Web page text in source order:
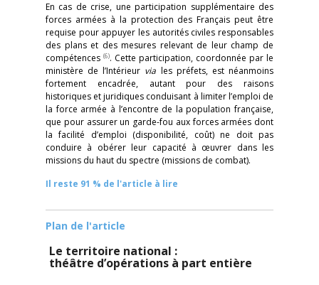
En cas de crise, une participation supplémentaire des
forces armées à la protection des Français peut être
requise pour appuyer les autorités civiles responsables
des plans et des mesures relevant de leur champ de
compétences (6). Cette participation, coordonnée par le
ministère de l’Intérieur via les préfets, est néanmoins
fortement encadrée, autant pour des raisons
historiques et juridiques conduisant à limiter l’emploi de
la force armée à l’encontre de la population française,
que pour assurer un garde-fou aux forces armées dont
la facilité d’emploi (disponibilité, coût) ne doit pas
conduire à obérer leur capacité à œuvrer dans les
missions du haut du spectre (missions de combat).
Il reste 91 % de l'article à lire
Plan de l'article
Le territoire national :
théâtre d’opérations à part entière